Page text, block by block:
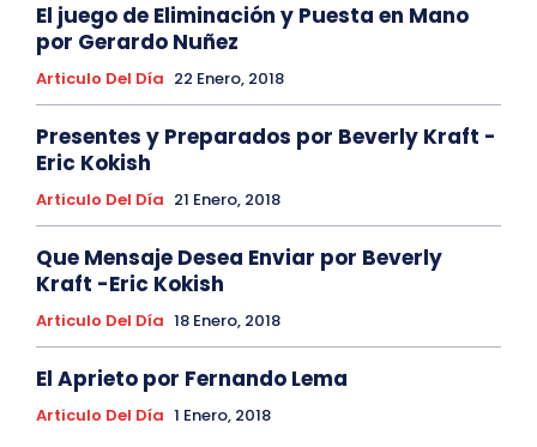
El juego de Eliminación y Puesta en Mano
por Gerardo Nuñez
Articulo Del Día 22 Enero, 2018
Presentes y Preparados por Beverly Kraft -
Eric Kokish
Articulo Del Día 21 Enero, 2018
Que Mensaje Desea Enviar por Beverly
Kraft -Eric Kokish
Articulo Del Día 18 Enero, 2018
El Aprieto por Fernando Lema
Articulo Del Día 1 Enero, 2018